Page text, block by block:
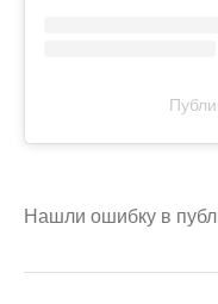
Нашли ошибку в